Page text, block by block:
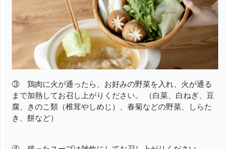
③ 鶏肉に火が通ったら、お好みの野菜を入れ、火が通る
まで加熱してお召し上がりください。 （白菜、白ねぎ、豆
腐、きのこ類（椎茸やしめじ）、春菊などの野菜、しらた
き、餅など）